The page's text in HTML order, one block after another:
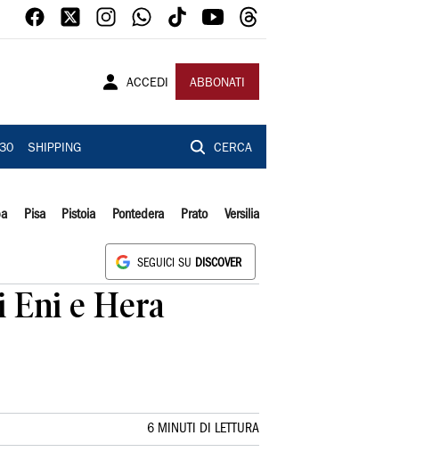
ACCEDI ABBONATI
SHIPPING CERCA
Pisa Pistoia Pontedera Prato Versilia
SEGUICI SU DISCOVER
Eni e Hera
6 MINUTI DI LETTURA